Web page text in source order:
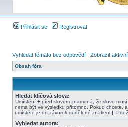
Přihlásit se Registrovat
Vyhledat témata bez odpovědí | Zobrazit
Obsah fóra
Hledat klíčová slova:
Umístění + před slovem znamená, že slovo
nemá být ve výsledku přítomno. Pokud chcete,
umístěte je do závorek oddělené znakem | .
Vyhledat autora: